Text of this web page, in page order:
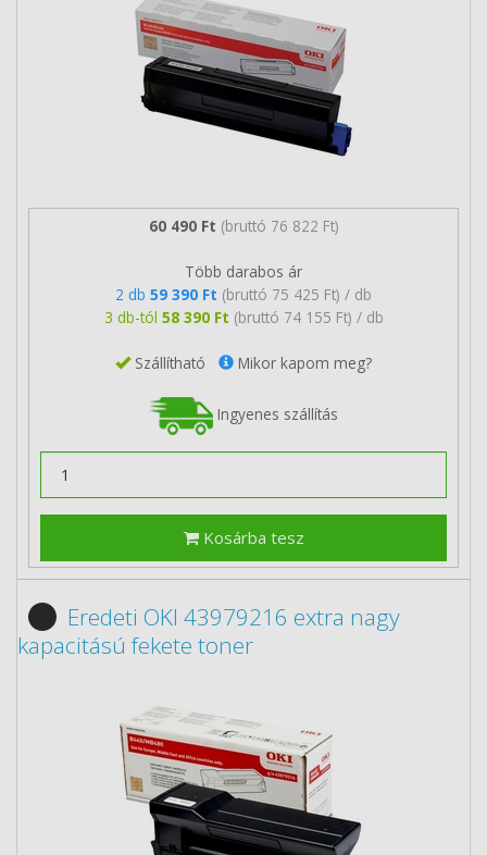
60 490 Ft (bruttó 76 822 Ft)
Több darabos ár
2 db 59 390 Ft (bruttó 75 425 Ft) / db
3 db-tól 58 390 Ft (bruttó 74 155 Ft) / db
Szállítható Mikor kapom meg?
Ingyenes szállítás
Kosárba tesz
Eredeti OKI 43979216 extra nagy
kapacitású fekete toner